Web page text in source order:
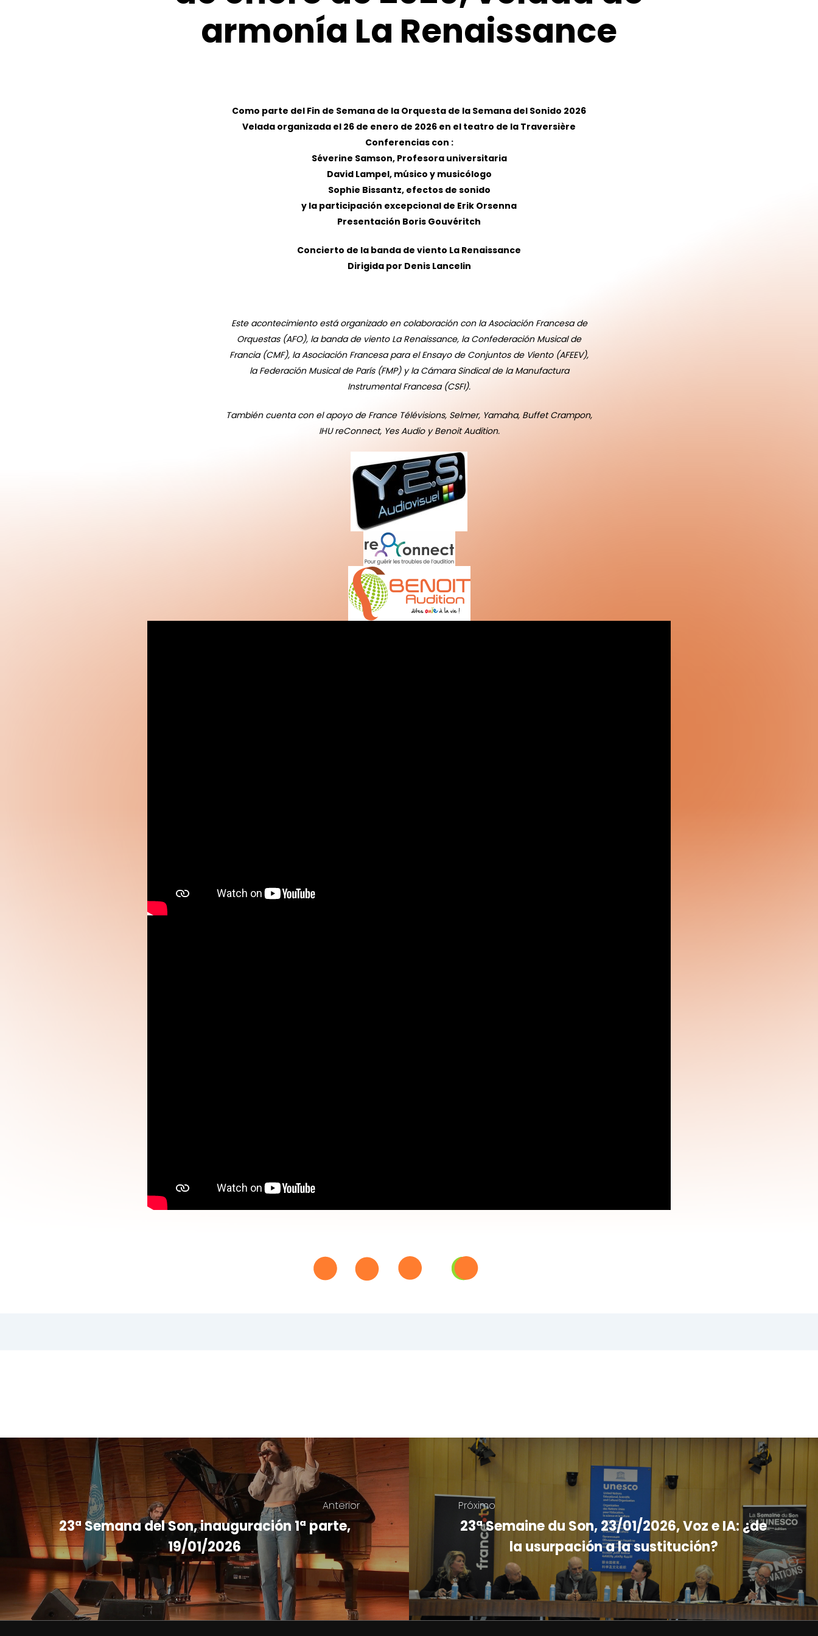
armonía La Renaissance
Como parte del Fin de Semana de la Orquesta de la Semana del Sonido 2026
Velada organizada el 26 de enero de 2026 en el teatro de la Traversière
Conferencias con :
Séverine Samson, Profesora universitaria
David Lampel, músico y musicólogo
Sophie Bissantz, efectos de sonido
y la participación excepcional de Erik Orsenna
Presentación Boris Gouvéritch
Concierto de la banda de viento La Renaissance
Dirigida por Denis Lancelin
Este acontecimiento está organizado en colaboración con la Asociación Francesa de
Orquestas (AFO), la banda de viento La Renaissance, la Confederación Musical de
Francia (CMF), la Asociación Francesa para el Ensayo de Conjuntos de Viento (AFEEV),
la Federación Musical de París (FMP) y la Cámara Sindical de la Manufactura
Instrumental Francesa (CSFI).
También cuenta con el apoyo de France Télévisions, Selmer, Yamaha, Buffet Crampon,
IHU reConnect, Yes Audio y Benoit Audition.
Anterior
23ª Semana del Son, inauguración 1ª parte,
19/01/2026
Próximo
23ª Semaine du Son, 23/01/2026, Voz e IA: ¿de
la usurpación a la sustitución?